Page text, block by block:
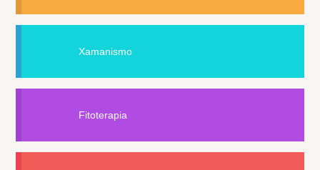
Xamanismo
Fitoterapia